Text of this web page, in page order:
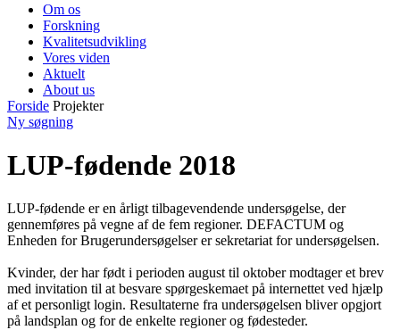
Om os
Forskning
Kvalitetsudvikling
Vores viden
Aktuelt
About us
Forside Projekter
Ny søgning
LUP-fødende 2018
LUP-fødende er en årligt tilbagevendende undersøgelse, der
gennemføres på vegne af de fem regioner. DEFACTUM og
Enheden for Brugerundersøgelser er sekretariat for undersøgelsen.
Kvinder, der har født i perioden august til oktober modtager et brev
med invitation til at besvare spørgeskemaet på internettet ved hjælp
af et personligt login. Resultaterne fra undersøgelsen bliver opgjort
på landsplan og for de enkelte regioner og fødesteder.